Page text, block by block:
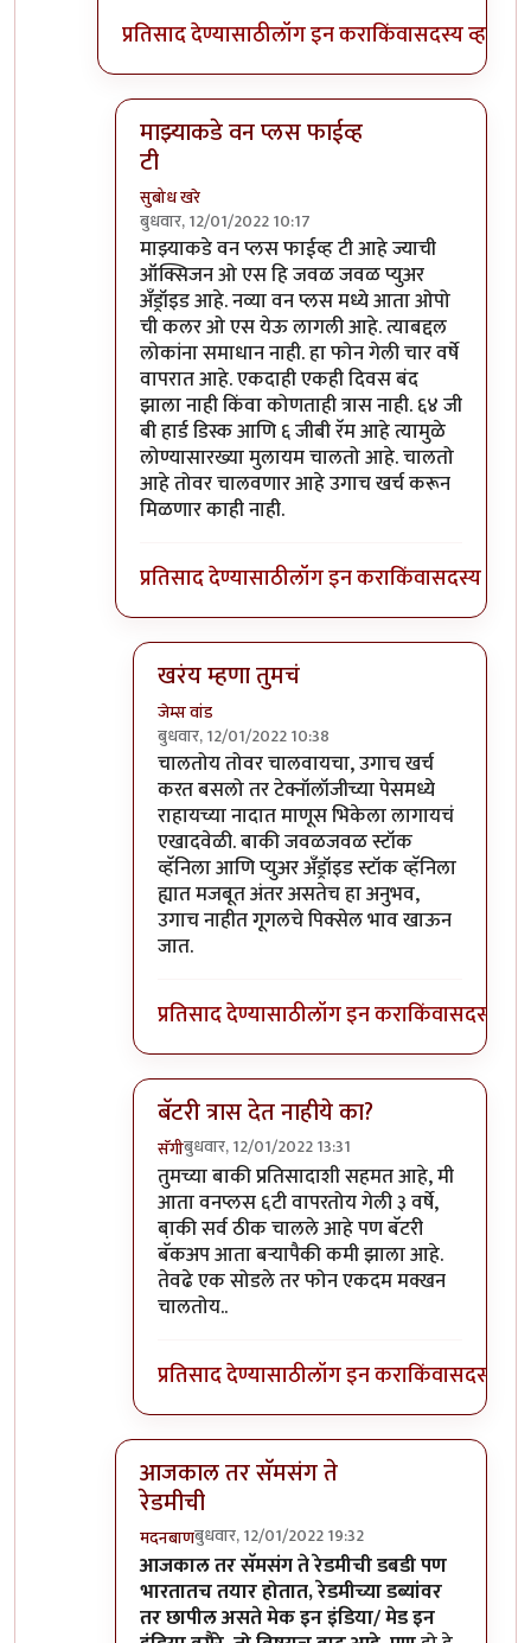
प्रतिसाद देण्यासाठीलॉग इन कराकिंवासदस्य व्हा
माझ्याकडे वन प्लस फाईव्ह
टी
सुबोध खरे
बुधवार, 12/01/2022 10:17
In reply toअसंच काही नाहीbyजेम्स वांड
माझ्याकडे वन प्लस फाईव्ह टी आहे ज्याची
ऑक्सिजन ओ एस हि जवळ जवळ प्युअर
अँड्रॉइड आहे. नव्या वन प्लस मध्ये आता ओपो
ची कलर ओ एस येऊ लागली आहे. त्याबद्दल
लोकांना समाधान नाही. हा फोन गेली चार वर्षे
वापरात आहे. एकदाही एकही दिवस बंद
झाला नाही किंवा कोणताही त्रास नाही. ६४ जी
बी हार्ड डिस्क आणि ६ जीबी रॅम आहे त्यामुळे
लोण्यासारख्या मुलायम चालतो आहे. चालतो
आहे तोवर चालवणार आहे उगाच खर्च करून
मिळणार काही नाही.
प्रतिसाद देण्यासाठीलॉग इन कराकिंवासदस्य व्हा
खरंय म्हणा तुमचं
जेम्स वांड
बुधवार, 12/01/2022 10:38
In reply toमाझ्याकडे वन प्लस फाईव्ह टी
चालतोय तोवर चालवायचा, उगाच खर्च
करत बसलो तर टेक्नॉलॉजीच्या पेसमध्ये
राहायच्या नादात माणूस भिकेला लागायचं
एखादवेळी. बाकी जवळजवळ स्टॉक
व्हॅनिला आणि प्युअर अँड्रॉइड स्टॉक व्हॅनिला
ह्यात मजबूत अंतर असतेच हा अनुभव,
उगाच नाहीत गूगलचे पिक्सेल भाव खाऊन
जात.
प्रतिसाद देण्यासाठीलॉग इन कराकिंवासदस्य व्हा
बॅटरी त्रास देत नाहीये का?
सॅगीबुधवार, 12/01/2022 13:31
In reply toमाझ्याकडे वन प्लस फाईव्ह टी
तुमच्या बाकी प्रतिसादाशी सहमत आहे, मी
आता वनप्लस ६टी वापरतोय गेली ३ वर्षे,
बा़की सर्व ठीक चालले आहे पण बॅटरी
बॅकअप आता बर्‍यापैकी कमी झाला आहे.
तेवढे एक सोडले तर फोन एकदम मक्खन
चालतोय..
प्रतिसाद देण्यासाठीलॉग इन कराकिंवासदस्य व्हा
आजकाल तर सॅमसंग ते
रेडमीची
मदनबाणबुधवार, 12/01/2022 19:32
In reply toअसंच काही नाहीbyजेम्स वांड
आजकाल तर सॅमसंग ते रेडमीची डबडी पण
भारतातच तयार होतात, रेडमीच्या डब्यांवर
तर छापील असते मेक इन इंडिया/ मेड इन